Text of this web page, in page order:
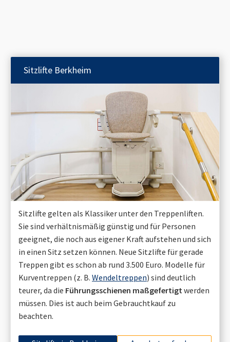
Sitzlifte Berkheim
Sitzlifte gelten als Klassiker unter den Treppenliften.
Sie sind verhältnismäßig günstig und für Personen
geeignet, die noch aus eigener Kraft aufstehen und sich
in einen Sitz setzen können. Neue Sitzlifte für gerade
Treppen gibt es schon ab rund 3.500 Euro. Modelle für
Kurventreppen (z. B. Wendeltreppen) sind deutlich
teurer, da die Führungsschienen maßgefertigt werden
müssen. Dies ist auch beim Gebrauchtkauf zu
beachten.